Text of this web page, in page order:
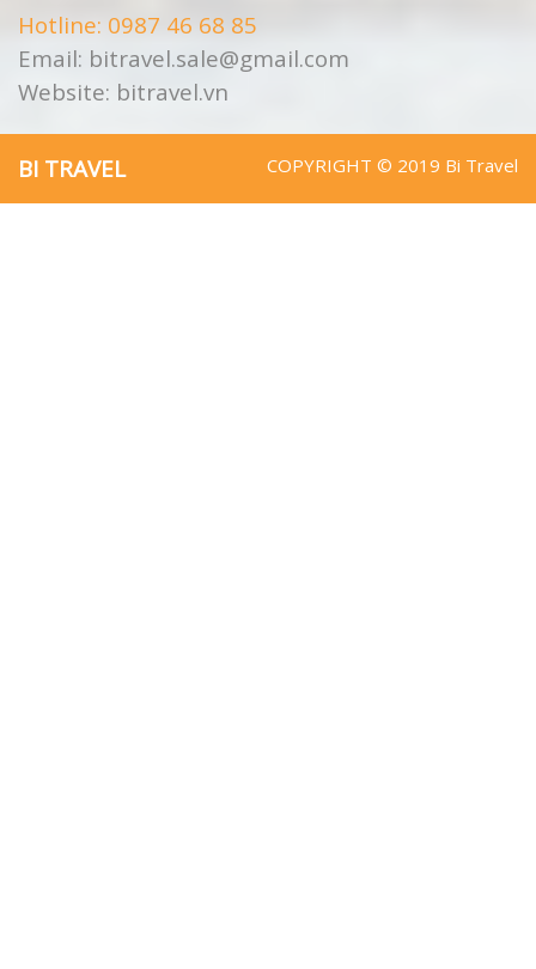
Hotline: 0987 46 68 85
Email: bitravel.sale@gmail.com
Website: bitravel.vn
BI TRAVEL COPYRIGHT © 2019 Bi Travel